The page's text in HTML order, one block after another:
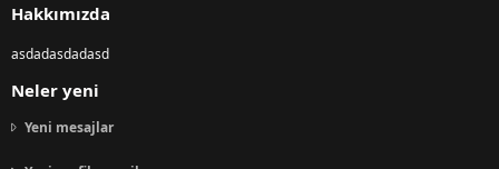
Hakkımızda
asdadasdadasd
Neler yeni
Yeni mesajlar